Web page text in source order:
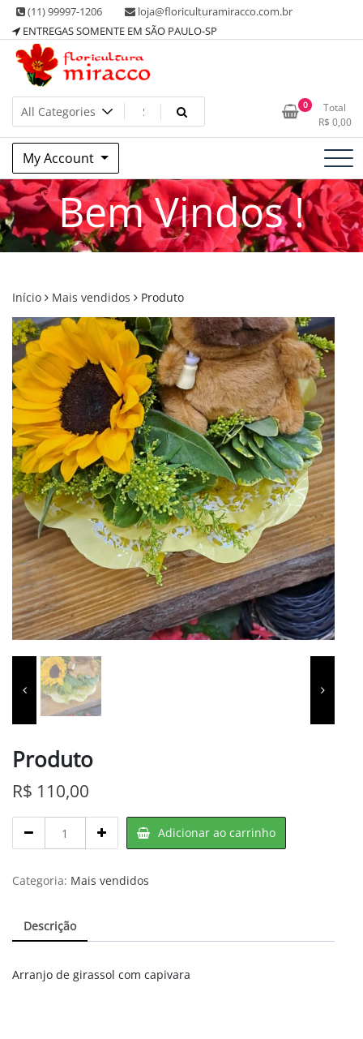
Skip
content
(11) 99997-1206
loja@floriculturamiracco.com.br
ENTREGAS SOMENTE EM SÃO PAULO-SP
0
Total
R$ 0,00
My Account
Bem Vindos !
Início Mais vendidos Produto
Produto
R$ 110,00
quantity
Adicionar ao carrinho
Categoria: Mais vendidos
Descrição
Arranjo de girassol com capivara